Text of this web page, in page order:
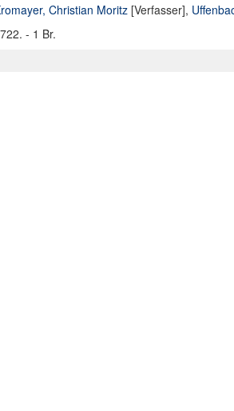
Christian Moritz [Verfasser],
- 1 Br.